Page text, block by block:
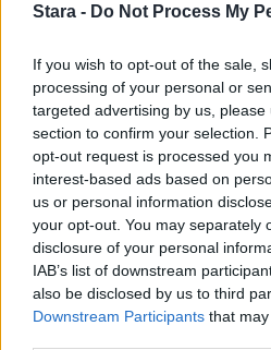
Stara - Do Not Process My
If you wish to opt-out of the sale,
processing of your personal or
targeted advertising by us,
section to confirm your selection.
opt-out request is processed you
interest-based ads based on
us or personal information
your opt-out. You may separately
disclosure of your personal
IAB’s list of downstream
also be disclosed by us to third
Downstream Participants that
Staran luetuimmat